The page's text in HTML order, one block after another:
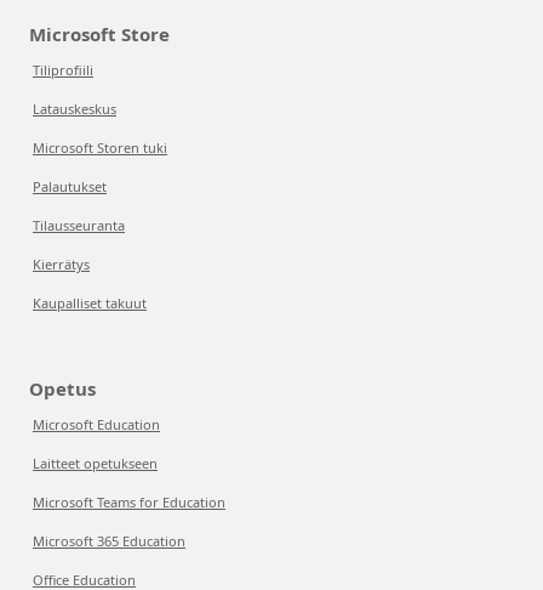
Microsoft Store
Tiliprofiili
Latauskeskus
Microsoft Storen tuki
Palautukset
Tilausseuranta
Kierrätys
Kaupalliset takuut
Opetus
Microsoft Education
Laitteet opetukseen
Microsoft Teams for Education
Microsoft 365 Education
Office Education